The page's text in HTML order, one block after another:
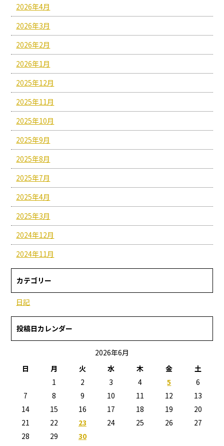
2026年4月
2026年3月
2026年2月
2026年1月
2025年12月
2025年11月
2025年10月
2025年9月
2025年8月
2025年7月
2025年4月
2025年3月
2024年12月
2024年11月
カテゴリー
日記
投稿日カレンダー
2026年6月
日
月 火 水 木 金 土
1 2 3 4 5
6
7
8 9 10 11 12
13
14
15 16 17 18 19
20
21
22 23 24 25 26
27
28
29 30